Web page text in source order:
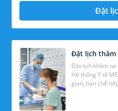
Đặt
Đặt lịch thăm
Đặt lịch khám tại
Hệ thống Y tế